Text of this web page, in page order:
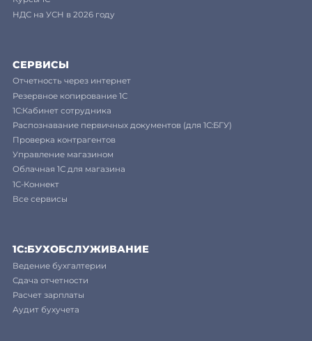
НДС на УСН в 2026 году
СЕРВИСЫ
Отчетность через интернет
Резервное копирование 1С
1С:Кабинет сотрудника
Распознавание первичных документов (для 1С:БГУ)
Проверка контрагентов
Управление магазином
Облачная 1С для магазина
1С-Коннект
Все сервисы
1C:БУХОБСЛУЖИВАНИЕ
Ведение бухгалтерии
Сдача отчетности
Расчет зарплаты
Аудит бухучета